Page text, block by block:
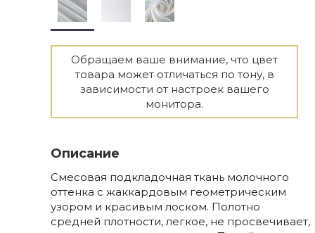
Обращаем ваше внимание, что цвет
товара может отличаться по тону, в
зависимости от настроек вашего
монитора.
Описание
Смесовая подкладочная ткань молочного
оттенка с жаккардовым геометрическим
узором и красивым лоском. Полотно
средней плотности, легкое, не просвечивает,